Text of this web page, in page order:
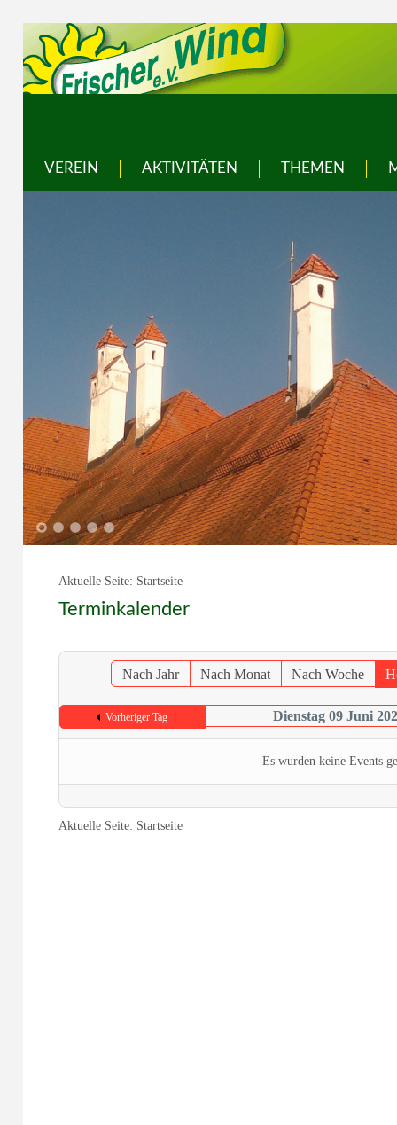
VEREIN AKTIVITÄTEN THEMEN
1 2 3 4 5
Aktuelle Seite: Startseite
Terminkalender
Nach Jahr Nach Monat Nach Woche
Vorheriger Tag Dienstag 09 Juni
Es wurden keine Events
Aktuelle Seite: Startseite